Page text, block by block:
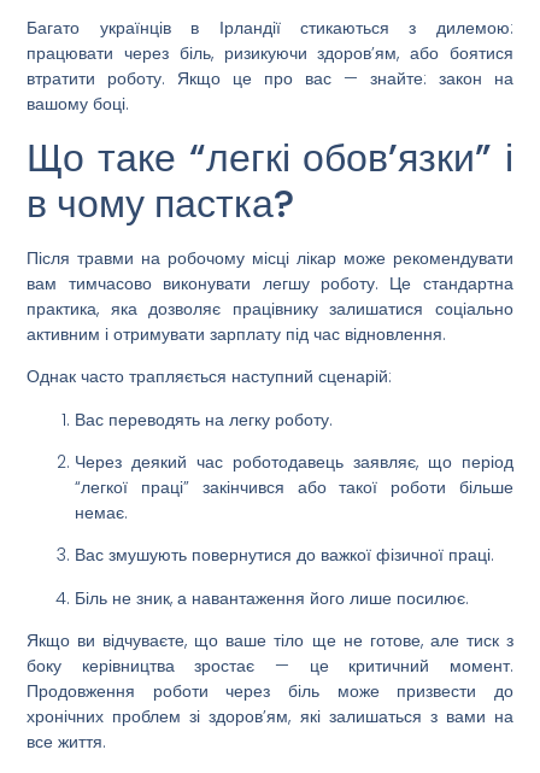
Багато українців в Ірландії стикаються з дилемою:
працювати через біль, ризикуючи здоров’ям, або боятися
втратити роботу. Якщо це про вас — знайте: закон на
вашому боці.
Що таке “легкі обов’язки” і
в чому пастка?
Після травми на робочому місці лікар може рекомендувати
вам тимчасово виконувати легшу роботу. Це стандартна
практика, яка дозволяє працівнику залишатися соціально
активним і отримувати зарплату під час відновлення.
Однак часто трапляється наступний сценарій:
Вас переводять на легку роботу.
Через деякий час роботодавець заявляє, що період
“легкої праці” закінчився або такої роботи більше
немає.
Вас змушують повернутися до важкої фізичної праці.
Біль не зник, а навантаження його лише посилює.
Якщо ви відчуваєте, що ваше тіло ще не готове, але тиск з
боку керівництва зростає — це критичний момент.
Продовження роботи через біль може призвести до
хронічних проблем зі здоров’ям, які залишаться з вами на
все життя.